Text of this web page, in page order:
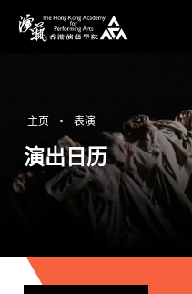
主页 表演
演出日历